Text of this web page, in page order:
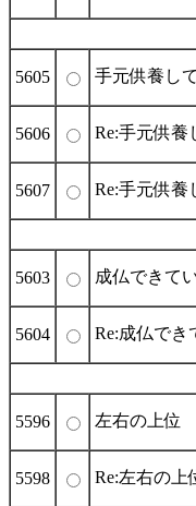
5605 手元供養し
5606 Re:手元供養
5607 Re:手元供養
5603 成仏できて
5604 Re:成仏でき
5596 左右の上位
5598 Re:左右の上